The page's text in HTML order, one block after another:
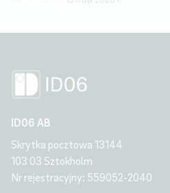
ID06 AB
Skrytka pocztowa 13144
103 03 Sztokholm
Nr rejestracyjny: 559052-2040